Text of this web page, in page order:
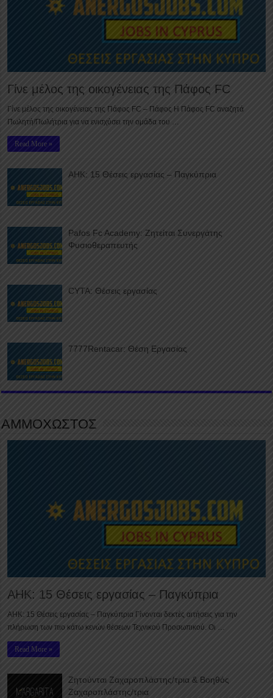
Γίνε μέλος της οικογένειας της Πάφος FC
Γίνε μέλος της οικογένειας της Πάφος FC – Πάφος Η Πάφος FC αναζητά
Πωλητή/Πωλήτρια για να ενισχύσει την ομάδα του …
Read More »
ΑΗΚ: 15 Θέσεις εργασίας – Παγκύπρια
Pafos Fc Academy: Ζητείται Συνεργάτης
Φυσιοθεραπευτής
CYTA: Θέσεις εργασίας
7777Rentacar: Θέση Εργασίας
ΑΜΜΟΧΩΣΤΟΣ
ΑΗΚ: 15 Θέσεις εργασίας – Παγκύπρια
ΑΗΚ: 15 Θέσεις εργασίας – Παγκύπρια Γίνονται δεκτές αιτήσεις για την
πλήρωση των πιο κάτω κενών θέσεων Τεχνικού Προσωπικού. Οι …
Read More »
Ζητούνται Ζαχαροπλάστης/τρια & Βοηθός
Ζαχαροπλάστης/τρια